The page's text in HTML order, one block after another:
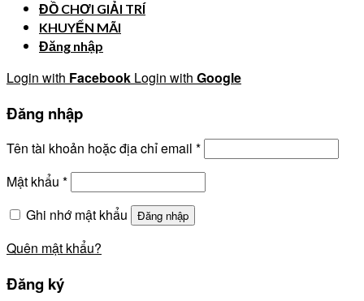
ĐỒ CHƠI GIẢI TRÍ
KHUYẾN MÃI
Đăng nhập
Login with Facebook Login with Google
Đăng nhập
Tên tài khoản hoặc địa chỉ email *
Mật khẩu *
Ghi nhớ mật khẩu
Đăng nhập
Quên mật khẩu?
Đăng ký